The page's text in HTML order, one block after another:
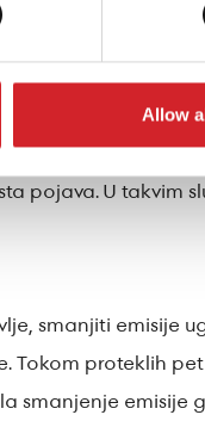
Allow
toplotni
Bioclima
klimu.
pojava. U takvim
smanjiti emisije
proteklih pet
smanjenje emisije